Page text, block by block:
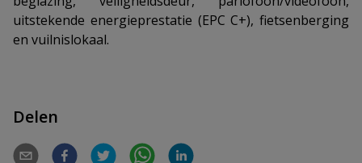
uitstekende energieprestatie (EPC C+), fietsenberging
en vuilnislokaal.
Delen